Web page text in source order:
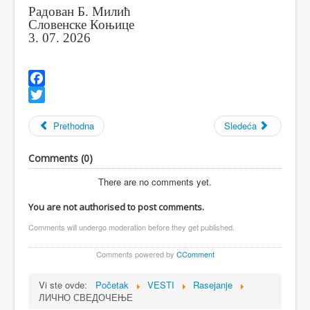
Радован Б. Милић
Словенске Коњице
3. 07. 2026
Facebook
Prethodna
Sledeća
Comments (0)
There are no comments yet.
You are not authorised to post comments.
Comments will undergo moderation before they get published.
Comments powered by CComment
Vi ste ovde: Početak VESTI
Rasejanje
ЛИЧНО СВЕДОЧЕЊЕ